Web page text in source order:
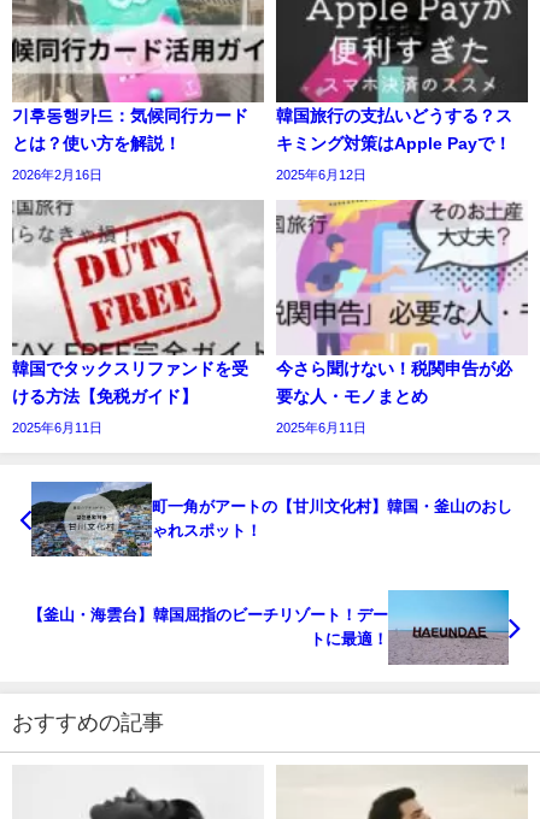
기후동행카드：気候同行カード
とは？使い方を解説！
2026年2月16日
韓国旅行の支払いどうする？ス
キミング対策はApple Payで！
2025年6月12日
韓国でタックスリファンドを受
ける方法【免税ガイド】
2025年6月11日
今さら聞けない！税関申告が必
要な人・モノまとめ
2025年6月11日
町一角がアートの【甘川文化村】韓国・釜山のおし
ゃれスポット！
【釜山・海雲台】韓国屈指のビーチリゾート！デー
トに最適！
おすすめの記事